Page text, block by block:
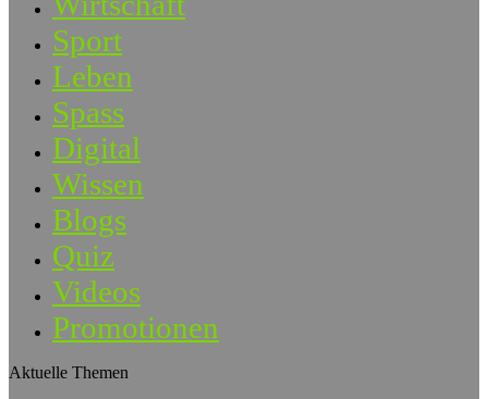
Sport
Leben
Spass
Digital
Wissen
Blogs
Quiz
Videos
Promotionen
Aktuelle Themen